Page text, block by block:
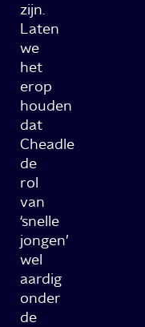
zijn.
Laten
we
het
erop
houden
dat
Cheadle
de
rol
van
‘snelle
jongen’
wel
aardig
onder
de